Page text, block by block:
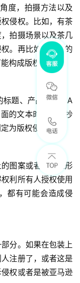
度，拍摄方法以及
侵权。比如，有茶
拍摄场景以及茶几
。再比如，茶几的
构成版权侵权。
题、产品描述和A
的文本时，文案抄
为版权侵权。
图案或者是卡通形
利所有人授权使用
都有可能会造成侵
分。如果在包装上
注册了，或者这是
权或者是被亚马逊